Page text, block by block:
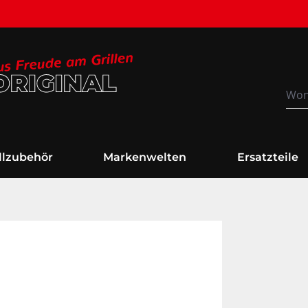
Markenwelten Ersatzteile